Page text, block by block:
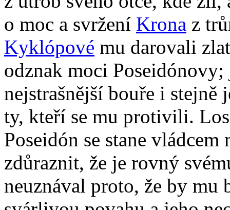
o moc a svržení Krona z
Kyklópové mu darovali
odznak moci
nejstrašnější bouře i
ty, kteří se mu protivili.
Poseidón se stane
zdůraznit, že je rovný
neuznával proto, že by mu